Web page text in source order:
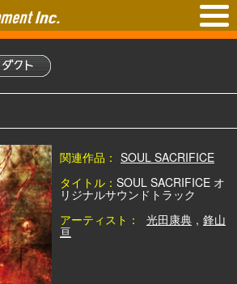
関連作品： SOUL SACRIFICE
タイトル： SOUL SACRIFICE オ
リジナルサウンドトラック
アーティスト：
光田康典 , 鋒山
亘